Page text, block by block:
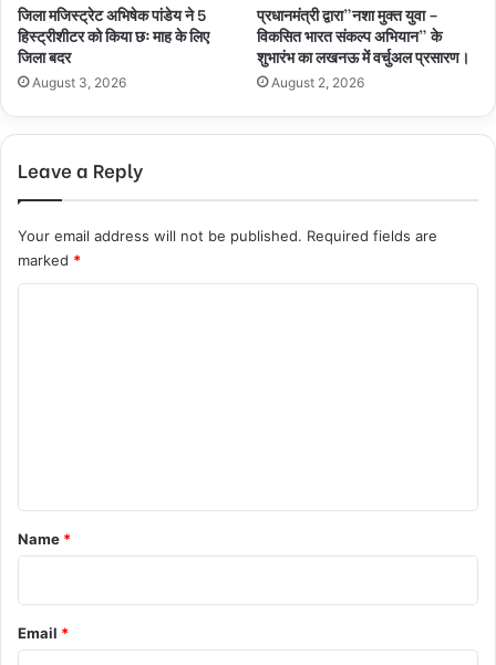
जिला मजिस्ट्रेट अभिषेक पांडेय ने 5
हिस्ट्रीशीटर को किया छः माह के लिए
जिला बदर
August 3, 2026
प्रधानमंत्री द्वारा”नशा मुक्त युवा –
विकसित भारत संकल्प अभियान” के
शुभारंभ का लखनऊ में वर्चुअल प्रसारण।
August 2, 2026
Leave a Reply
Your email address will not be published. Required fields are
marked *
*
Name *
Email *